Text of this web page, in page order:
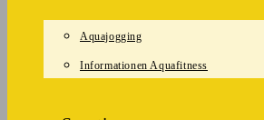
Aquajogging
Informationen Aquafitness